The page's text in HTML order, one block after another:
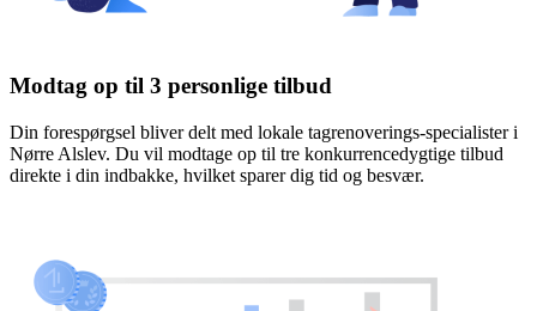
Modtag op til 3 personlige tilbud
Din forespørgsel bliver delt med lokale tagrenoverings-specialister i
Nørre Alslev. Du vil modtage op til tre konkurrencedygtige tilbud
direkte i din indbakke, hvilket sparer dig tid og besvær.